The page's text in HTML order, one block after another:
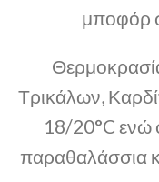
μποφόρ
Τρικάλων,
18/20°C ενώ
παραθαλάσσια